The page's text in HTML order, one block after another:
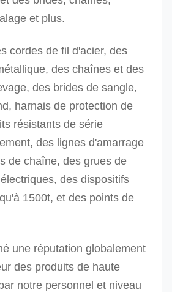
et plus.
cordes de fil d'acier, des
des chaînes et des
des brides de sangle,
harnais de protection de
résistants de série
des lignes d'amarrage
de chaîne, des grues de
des dispositifs
1500t, et des points de
une réputation globalement
des produits de haute
notre personnel et niveau